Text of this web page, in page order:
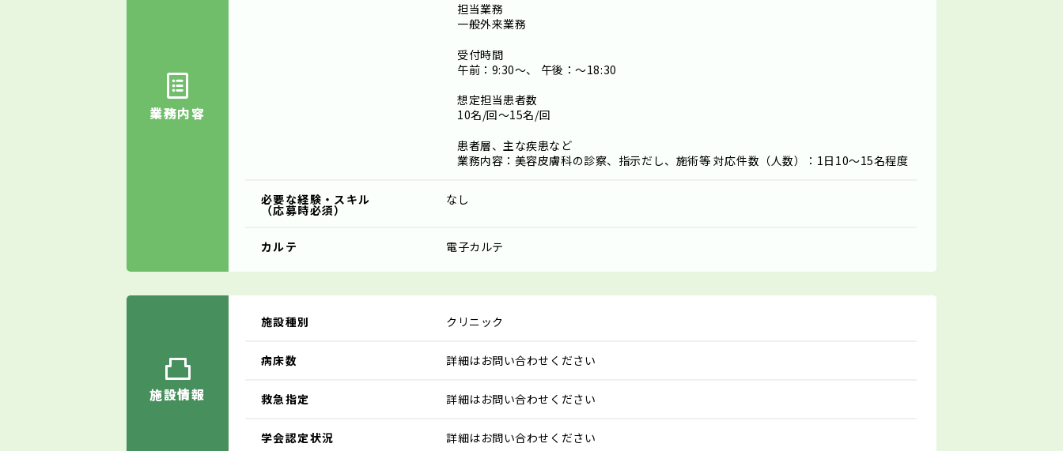
業務内容
担当業務
一般外来業務
受付時間
午前：9:30～、 午後：～18:30
想定担当患者数
10名/回～15名/回
患者層、主な疾患など
業務内容：美容皮膚科の診察、指示だし、施術等 対応件数（人数）：1日10～15名程度
必要な経験・スキル
（応募時必須）
なし
カルテ 電子カルテ
施設情報
施設種別 クリニック
病床数 詳細はお問い合わせください
救急指定 詳細はお問い合わせください
学会認定状況 詳細はお問い合わせください